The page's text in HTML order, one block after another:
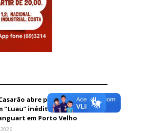
abre programação de 26
“Luau” inédito e show da
em Porto Velho